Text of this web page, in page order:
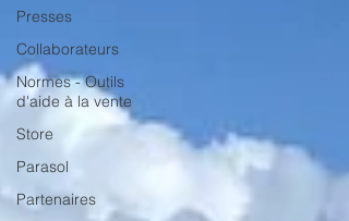
Presses
Collaborateurs
Normes - Outils
d'aide à la vente
Store
Parasol
Partenaires